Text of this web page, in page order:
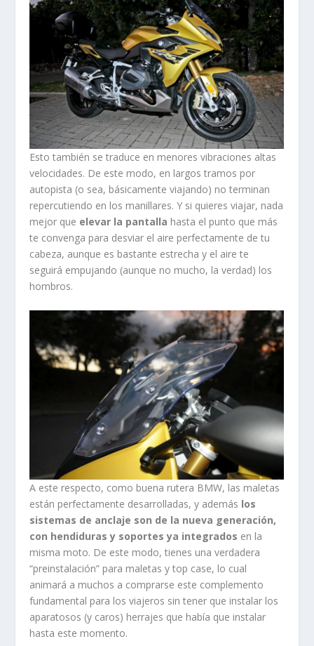
Esto también se traduce en menores vibraciones altas
velocidades. De este modo, en largos tramos por
autopista (o sea, básicamente viajando) no terminan
repercutiendo en los manillares. Y si quieres viajar, nada
mejor que elevar la pantalla hasta el punto que más
te convenga para desviar el aire perfectamente de tu
cabeza, aunque es bastante estrecha y el aire te
seguirá empujando (aunque no mucho, la verdad) los
hombros.
A este respecto, como buena rutera BMW, las maletas
están perfectamente desarrolladas, y además los
sistemas de anclaje son de la nueva generación,
con hendiduras y soportes ya integrados en la
misma moto. De este modo, tienes una verdadera
“preinstalación” para maletas y top case, lo cual
animará a muchos a comprarse este complemento
fundamental para los viajeros sin tener que instalar los
aparatosos (y caros) herrajes que había que instalar
hasta este momento.